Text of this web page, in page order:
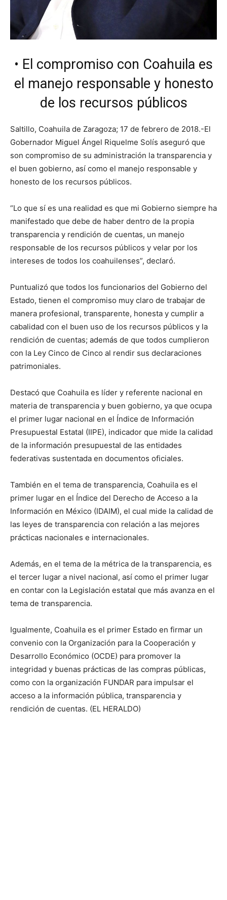
• El compromiso con Coahuila es
el manejo responsable y honesto
de los recursos públicos
Saltillo, Coahuila de Zaragoza; 17 de febrero de 2018.-El
Gobernador Miguel Ángel Riquelme Solís aseguró que
son compromiso de su administración la transparencia y
el buen gobierno, así como el manejo responsable y
honesto de los recursos públicos.
“Lo que sí es una realidad es que mi Gobierno siempre ha
manifestado que debe de haber dentro de la propia
transparencia y rendición de cuentas, un manejo
responsable de los recursos públicos y velar por los
intereses de todos los coahuilenses”, declaró.
Puntualizó que todos los funcionarios del Gobierno del
Estado, tienen el compromiso muy claro de trabajar de
manera profesional, transparente, honesta y cumplir a
cabalidad con el buen uso de los recursos públicos y la
rendición de cuentas; además de que todos cumplieron
con la Ley Cinco de Cinco al rendir sus declaraciones
patrimoniales.
Destacó que Coahuila es líder y referente nacional en
materia de transparencia y buen gobierno, ya que ocupa
el primer lugar nacional en el Índice de Información
Presupuestal Estatal (IIPE), indicador que mide la calidad
de la información presupuestal de las entidades
federativas sustentada en documentos oficiales.
También en el tema de transparencia, Coahuila es el
primer lugar en el Índice del Derecho de Acceso a la
Información en México (IDAIM), el cual mide la calidad de
las leyes de transparencia con relación a las mejores
prácticas nacionales e internacionales.
Además, en el tema de la métrica de la transparencia, es
el tercer lugar a nivel nacional, así como el primer lugar
en contar con la Legislación estatal que más avanza en el
tema de transparencia.
Igualmente, Coahuila es el primer Estado en firmar un
convenio con la Organización para la Cooperación y
Desarrollo Económico (OCDE) para promover la
integridad y buenas prácticas de las compras públicas,
como con la organización FUNDAR para impulsar el
acceso a la información pública, transparencia y
rendición de cuentas. (EL HERALDO)